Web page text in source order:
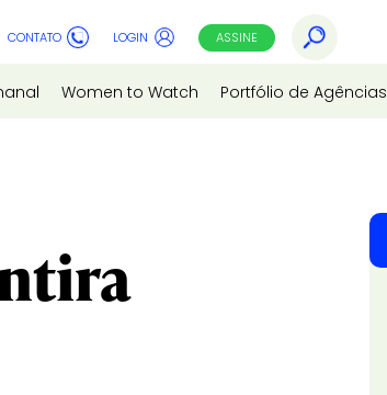
CONTATO LOGIN ASSINE
Women to Watch Portfólio de Agências